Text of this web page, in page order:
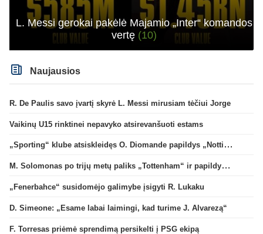
L. Messi gerokai pakėlė Majamio „Inter“ komandos
vertę (10)
Naujausios
R. De Paulis savo įvartį skyrė L. Messi mirusiam tėčiui Jorge
Vaikinų U15 rinktinei nepavyko atsirevanšuoti estams
„Sporting“ klube atsiskleidęs O. Diomande papildys „Nottingham“ gretas
M. Solomonas po trijų metų paliks „Tottenham“ ir papildys „West Ham“ klubą
„Fenerbahce“ susidomėjo galimybe įsigyti R. Lukaku
D. Simeone: „Esame labai laimingi, kad turime J. Alvarezą“
F. Torresas priėmė sprendimą persikelti į PSG ekipą